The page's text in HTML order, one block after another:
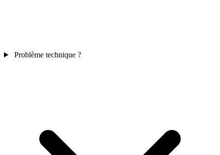
Problème technique ?